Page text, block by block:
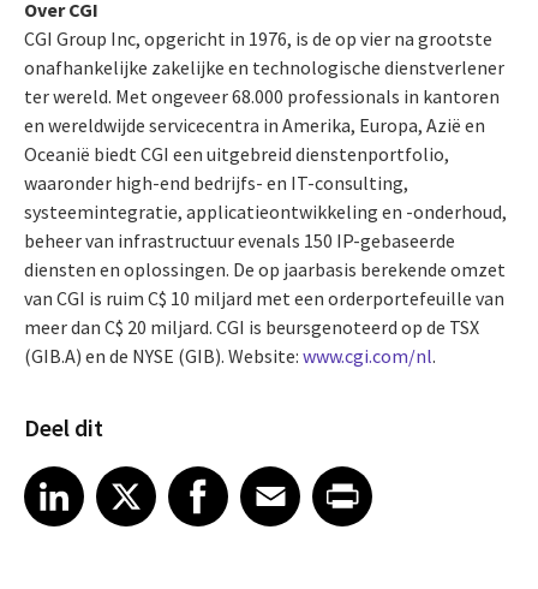
Over CGI
CGI Group Inc, opgericht in 1976, is de op vier na grootste
onafhankelijke zakelijke en technologische dienstverlener
ter wereld. Met ongeveer 68.000 professionals in kantoren
en wereldwijde servicecentra in Amerika, Europa, Azië en
Oceanië biedt CGI een uitgebreid dienstenportfolio,
waaronder high-end bedrijfs- en IT-consulting,
systeemintegratie, applicatieontwikkeling en -onderhoud,
beheer van infrastructuur evenals 150 IP-gebaseerde
diensten en oplossingen. De op jaarbasis berekende omzet
van CGI is ruim C$ 10 miljard met een orderportefeuille van
meer dan C$ 20 miljard. CGI is beursgenoteerd op de TSX
(GIB.A) en de NYSE (GIB). Website: www.cgi.com/nl.
Deel dit
Share article on LinkedIn
LinkedIn
Share article on XShare article on Facebook
Facebook
Share article on Email
EmailShare article on Print